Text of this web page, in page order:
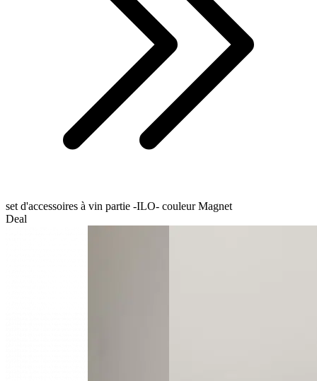
set d'accessoires à vin partie -ILO- couleur Magnet
Deal